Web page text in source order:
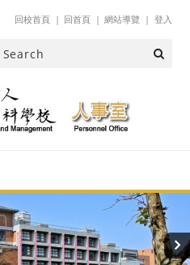
回校首頁 回首頁 網站導覽 登入
›